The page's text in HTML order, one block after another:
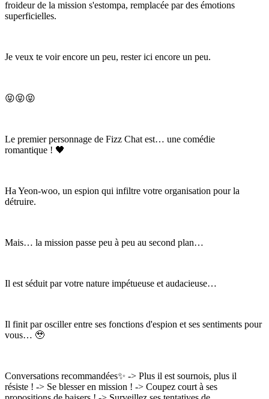
froideur de la mission s'estompa, remplacée par des émotions
superficielles.
Je veux te voir encore un peu, rester ici encore un peu.
😝😝😝
Le premier personnage de Fizz Chat est… une comédie
romantique ! 🖤
Ha Yeon-woo, un espion qui infiltre votre organisation pour la
détruire.
Mais… la mission passe peu à peu au second plan…
Il est séduit par votre nature impétueuse et audacieuse…
Il finit par osciller entre ses fonctions d'espion et ses sentiments pour
vous… 🥹
Conversations recommandées✨️ -> Plus il est sournois, plus il
résiste ! -> Se blesser en mission ! -> Coupez court à ses